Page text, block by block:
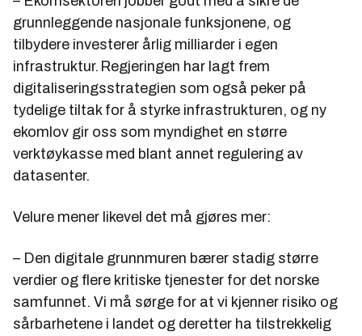
grunnleggende nasjonale funksjonene, og
tilbydere investerer årlig milliarder i egen
infrastruktur. Regjeringen har lagt frem
digitaliseringsstrategien som også peker på
tydelige tiltak for å styrke infrastrukturen, og ny
ekomlov gir oss som myndighet en større
verktøykasse med blant annet regulering av
datasenter.
Velure mener likevel det må gjøres mer:
– Den digitale grunnmuren bærer stadig større
verdier og flere kritiske tjenester for det norske
samfunnet. Vi må sørge for at vi kjenner risiko og
sårbarhetene i landet og deretter ha tilstrekkelig